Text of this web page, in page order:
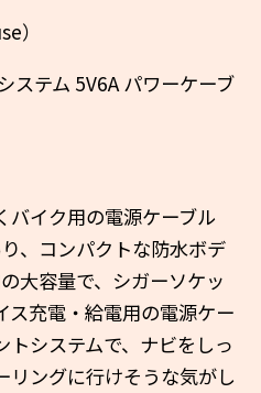
）
ステム 5V6A パワーケーブ
バイク用の電源ケーブル
り、コンパクトな防水ボデ
大容量で、シガーソケッ
ス充電・給電用の電源ケー
システムで、ナビをしっ
リングに行けそうな気がし